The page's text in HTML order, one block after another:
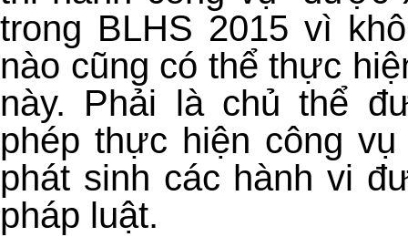
trong BLHS 2015 vì
nào cũng có thể thực
này. Phải là chủ thể
phép thực hiện công
phát sinh các hành vi
pháp luật.